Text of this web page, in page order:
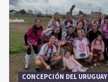
CONCEPCIÓN DEL URUGUAY